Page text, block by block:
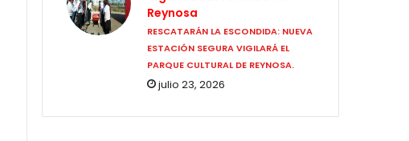
Reynosa
RESCATARÁN LA ESCONDIDA: NUEVA
ESTACIÓN SEGURA VIGILARÁ EL
PARQUE CULTURAL DE REYNOSA.
julio 23, 2026